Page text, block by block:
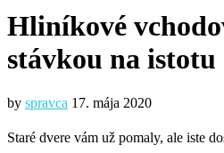
Hliníkové
stávkou na istotu
by spravca 17. mája 2020
Staré dvere vám už pomaly, ale iste